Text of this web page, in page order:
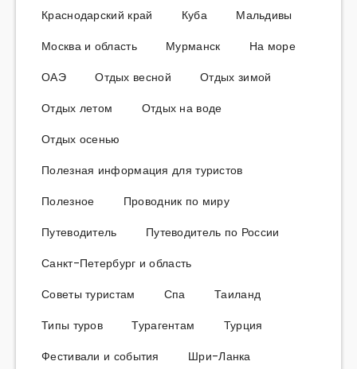
Краснодарский край
Куба
Мальдивы
Москва и область
Мурманск
На море
ОАЭ
Отдых весной
Отдых зимой
Отдых летом
Отдых на воде
Отдых осенью
Полезная информация для туристов
Полезное
Проводник по миру
Путеводитель
Путеводитель по России
Санкт-Петербург и область
Советы туристам
Спа
Таиланд
Типы туров
Турагентам
Турция
Фестивали и события
Шри-Ланка